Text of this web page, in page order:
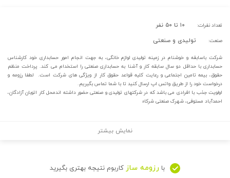
تعداد نفرات: ۱۰ تا ۵۰ نفر
صنعت: تولیدی و صنعتی
شرکت باسابقه و خوشنام در زمینه تولیدی لوازم خانگی، به جهت انجام امور حسابداری خود کارشناس
حسابداری با حداقل دو سال سابقه کار و آشنا به حسابداری صنعتی را استخدام می کند. پرداخت منظم
حقوق، بیمه تامین اجتماعی و رعایت کلیه قواعد حقوق کار از ویژگی های شرکت است. لطفا رزومه و
درخواست خود را از طریق واتس اپ ارسال کنید تا با شما تماس بگیریم.
اولویت جذب با افرادی می باشد که در شرکتهای تولیدی و صنعتی حضور داشته اندمحل کار اتوبان آزادگان،
احمدآباد مستوفی، شهرک صنعتی شرکاء
نمایش بیشتر
با رزومه ساز کاربوم نتیجه بهتری بگیرید